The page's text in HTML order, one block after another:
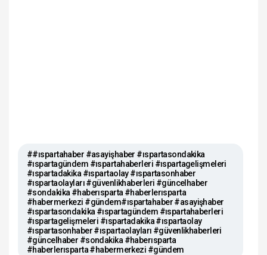
##ıspartahaber #asayişhaber #ıspartasondakika
#ıspartagündem #ıspartahaberleri #ıspartagelişmeleri
#ıspartadakika #ıspartaolay #ıspartasonhaber
#ıspartaolayları #güvenlikhaberleri #güncelhaber
#sondakika #haberısparta #haberlerısparta
#habermerkezi #gündem#ıspartahaber #asayişhaber
#ıspartasondakika #ıspartagündem #ıspartahaberleri
#ıspartagelişmeleri #ıspartadakika #ıspartaolay
#ıspartasonhaber #ıspartaolayları #güvenlikhaberleri
#güncelhaber #sondakika #haberısparta
#haberlerısparta #habermerkezi #gündem